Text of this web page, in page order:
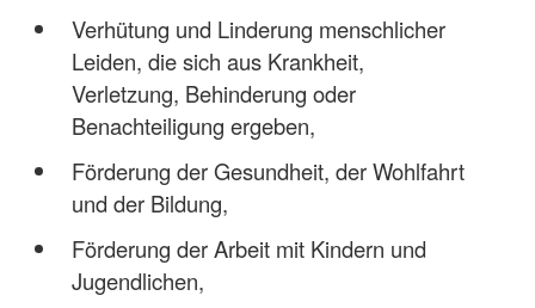
Verhütung und Linderung menschlicher
Leiden, die sich aus Krankheit,
Verletzung, Behinderung oder
Benachteiligung ergeben,
Förderung der Gesundheit, der Wohlfahrt
und der Bildung,
Förderung der Arbeit mit Kindern und
Jugendlichen,